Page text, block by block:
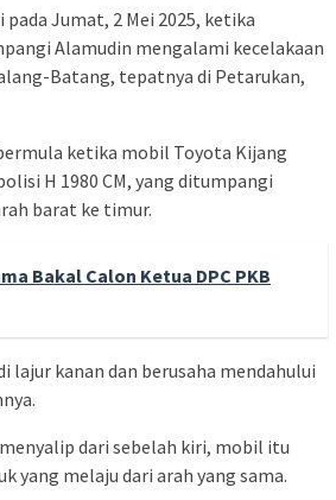
Jumat, 2 Mei 2025, ketika
Alamudin mengalami kecelakaan
Batang, tepatnya di Petarukan,
ketika mobil Toyota Kijang
H 1980 CM, yang ditumpangi
barat ke timur.
Bakal Calon Ketua DPC PKB
lajur kanan dan berusaha mendahului
dari sebelah kiri, mobil itu
yang melaju dari arah yang sama.